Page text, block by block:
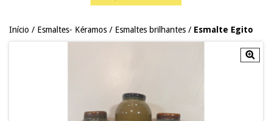
Início / Esmaltes- Kéramos / Esmaltes brilhantes / Esmalte Egito